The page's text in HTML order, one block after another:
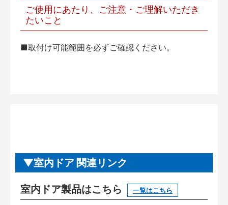
ご使用にあたり、ご注意・ご理解いただき
たいこと
■取付け可能範囲を必ずご確認ください。
室内ドア 関連リンク
室内ドア製品はこちら 一覧はこちら